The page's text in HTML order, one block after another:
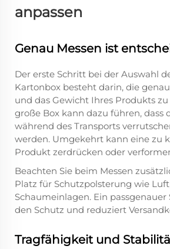
anpassen
Genau Messen ist
Der erste Schritt bei der Auswahl
Kartonbox besteht darin, die
und das Gewicht Ihres Produkts
große Box kann dazu führen, dass
während des Transports
werden. Umgekehrt kann eine zu
Produkt zerdrücken oder
Beachten Sie beim Messen
Platz für Schutzpolsterung wie
Schaumeinlagen. Ein
den Schutz und reduziert
Tragfähigkeit und